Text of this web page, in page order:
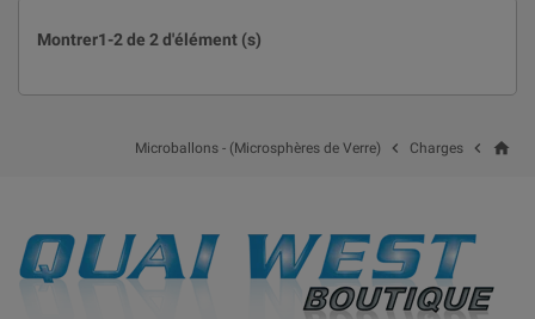
Microballons
destiné aux industriels et aux grands
30 kg de cette charge allégeante représente un
économique si vous dosez avec précision à la
conditionnement volumétrique ou
l'économie du conditionnement au poids,
nos microballons vous garantissent des
composites plus légers et plus faciles à
Montrer1-2 de 2 d'élément (s)
home

Charges

Microballons - (Microsphères de Verre)